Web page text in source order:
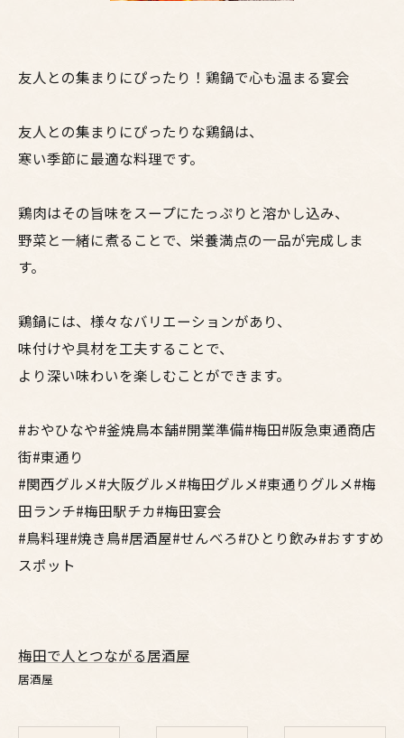
友人との集まりにぴったり！鶏鍋で心も温まる宴会
友人との集まりにぴったりな鶏鍋は、
寒い季節に最適な料理です。
鶏肉はその旨味をスープにたっぷりと溶かし込み、
野菜と一緒に煮ることで、栄養満点の一品が完成しま
す。
鶏鍋には、様々なバリエーションがあり、
味付けや具材を工夫することで、
より深い味わいを楽しむことができます。
#おやひなや#釜焼鳥本舗#開業準備#梅田#阪急東通商店
街#東通り
#関西グルメ#大阪グルメ#梅田グルメ#東通りグルメ#梅
田ランチ#梅田駅チカ#梅田宴会
#鳥料理#焼き鳥#居酒屋#せんべろ#ひとり飲み#おすすめ
スポット
梅田で人とつながる居酒屋
居酒屋